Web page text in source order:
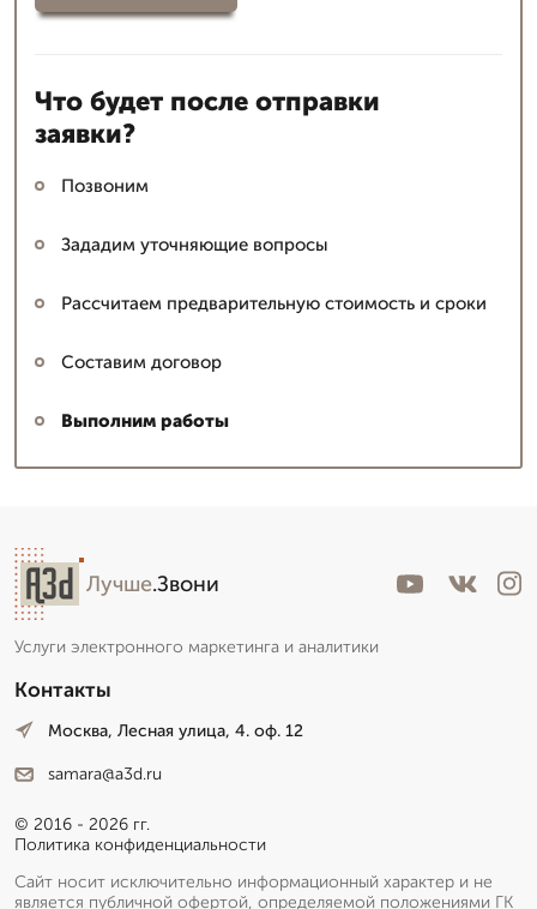
Что будет после отправки
заявки?
Позвоним
Зададим уточняющие вопросы
Рассчитаем предварительную стоимость и сроки
Составим договор
Выполним работы
Лучше.Звони
Услуги электронного маркетинга и аналитики
Контакты
Москва, Лесная улица, 4. оф. 12
samara@a3d.ru
© 2016 - 2026 гг.
Политика конфиденциальности
Сайт носит исключительно информационный характер и не
является публичной офертой, определяемой положениями ГК